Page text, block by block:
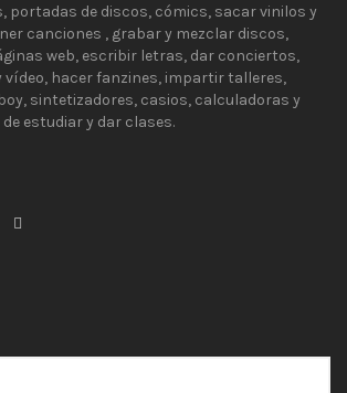
portadas de discos, cómics, sacar vinilos y
canciones , grabar y mezclar discos,
web, escribir letras, dar conciertos,
vídeo, hacer fanzines, impartir talleres,
sintetizadores, casios, calculadoras y
estudiar y dar clases.